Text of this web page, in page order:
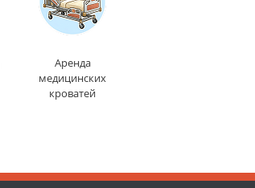
Аренда
медицинских
кроватей